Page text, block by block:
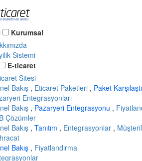
Kurumsal
Sistemi
E-ticaret
Sitesi
Bakış , Eticaret Paketleri , Paket
Entegrasyonları
Bakış , Pazaryeri Entegrasyonu ,
Çözümler
Bakış , Tanıtım , Entegrasyonlar ,
Bakış , Fiyatlandırma